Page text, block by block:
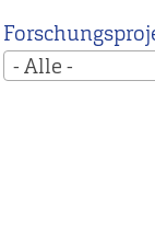
- Alle -